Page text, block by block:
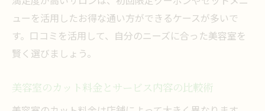
ューを活用したお得な通い方ができるケースが多いで
す。口コミを活用して、自分のニーズに合った美容室を
賢く選びましょう。
美容室のカット料金とサービス内容の比較術